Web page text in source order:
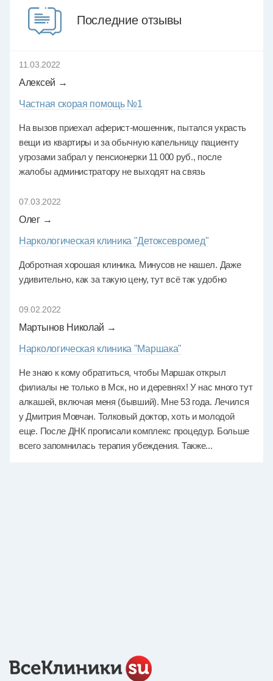
Последние отзывы
11.03.2022
Алексей →
Частная скорая помощь №1
На вызов приехал аферист-мошенник, пытался украсть
вещи из квартиры и за обычную капельницу пациенту
угрозами забрал у пенсионерки 11 000 руб., после
жалобы администратору не выходят на связь
07.03.2022
Олег →
Наркологическая клиника "Детоксевромед"
Добротная хорошая клиника. Минусов не нашел. Даже
удивительно, как за такую цену, тут всё так удобно
09.02.2022
Мартынов Николай →
Наркологическая клиника "Маршака"
Не знаю к кому обратиться, чтобы Маршак открыл
филиалы не только в Мск, но и деревнях! У нас много тут
алкашей, включая меня (бывший). Мне 53 года. Лечился
у Дмитрия Мовчан. Толковый доктор, хоть и молодой
еще. После ДНК прописали комплекс процедур. Больше
всего запомнилась терапия убеждения. Также...